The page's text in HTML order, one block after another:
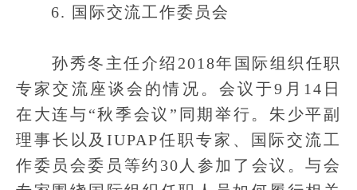
6. 国际交流工作委员会
孙秀冬主任介绍2018年国际组织任职
专家交流座谈会的情况。会议于9月14日
在大连与“秋季会议”同期举行。朱少平副
理事长以及IUPAP任职专家、国际交流工
作委员会委员等约30人参加了会议。与会